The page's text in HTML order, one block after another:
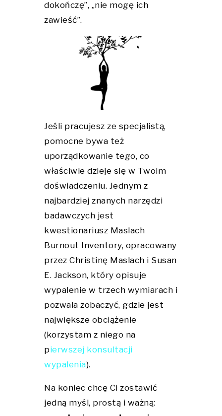
dokończę”, „nie mogę ich
zawieść”.
Jeśli pracujesz ze specjalistą,
pomocne bywa też
uporządkowanie tego, co
właściwie dzieje się w Twoim
doświadczeniu. Jednym z
najbardziej znanych narzędzi
badawczych jest
kwestionariusz Maslach
Burnout Inventory, opracowany
przez Christinę Maslach i Susan
E. Jackson, który opisuje
wypalenie w trzech wymiarach i
pozwala zobaczyć, gdzie jest
największe obciążenie
(korzystam z niego na
pierwszej konsultacji
wypalenia).
Na koniec chcę Ci zostawić
jedną myśl, prostą i ważną: